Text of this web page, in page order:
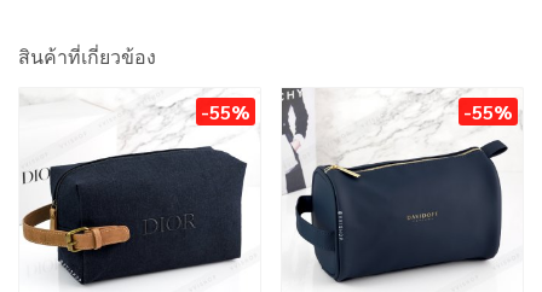
สินค้าที่เกี่ยวข้อง
-55% -55%